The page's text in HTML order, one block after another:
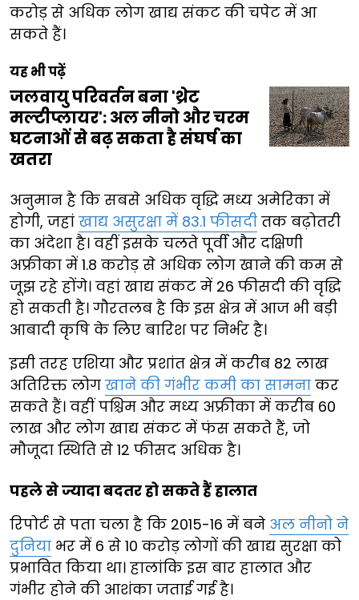
करोड़ से अधिक लोग खाद्य संकट की चपेट में आ
सकते हैं।
यह भी पढ़ें
जलवायु परिवर्तन बना 'थ्रेट
मल्टीप्लायर': अल नीनो और चरम
घटनाओं से बढ़ सकता है संघर्ष का
खतरा
अनुमान है कि सबसे अधिक वृद्धि मध्य अमेरिका में
होगी, जहां खाद्य असुरक्षा में 83.1 फीसदी तक बढ़ोतरी
का अंदेशा है। वहीं इसके चलते पूर्वी और दक्षिणी
अफ्रीका में 1.8 करोड़ से अधिक लोग खाने की कम से
जूझ रहे होंगे। वहां खाद्य संकट में 26 फीसदी की वृद्धि
हो सकती है। गौरतलब है कि इस क्षेत्र में आज भी बड़ी
आबादी कृषि के लिए बारिश पर निर्भर है।
इसी तरह एशिया और प्रशांत क्षेत्र में करीब 82 लाख
अतिरिक्त लोग खाने की गंभीर कमी का सामना कर
सकते हैं। वहीं पश्चिम और मध्य अफ्रीका में करीब 60
लाख और लोग खाद्य संकट में फंस सकते हैं, जो
मौजूदा स्थिति से 12 फीसद अधिक है।
पहले से ज्यादा बदतर हो सकते हैं हालात
रिपोर्ट से पता चला है कि 2015-16 में बने अल नीनो ने
दुनिया भर में 6 से 10 करोड़ लोगों की खाद्य सुरक्षा को
प्रभावित किया था। हालांकि इस बार हालात और
गंभीर होने की आशंका जताई गई है।